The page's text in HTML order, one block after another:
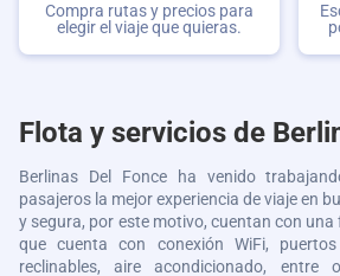
Compra rutas y precios para
elegir el viaje que quieras.
Flota y servicios de
Berlinas Del Fonceha venido
pasajeros la mejor experiencia de viaje en
y segura, por este motivo, cuentan con
que cuenta con conexión WiFi,
reclinables, aire acondicionado, entre